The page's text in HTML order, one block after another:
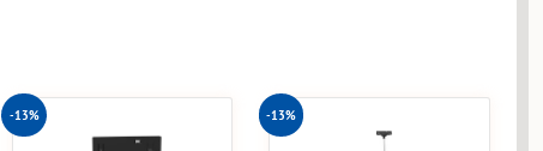
-13% -13%